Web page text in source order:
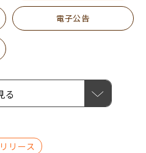
電子公告
る
リース